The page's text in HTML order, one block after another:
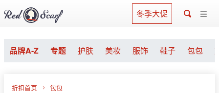
冬季大促
品牌A-Z 专题 护肤 美妆 服饰 鞋子 包包
折扣首页 包包